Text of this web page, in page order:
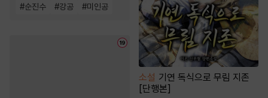
#순진수 #강공 #미인공
소설 기연 독식으로 무림 지존
[단행본]